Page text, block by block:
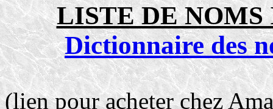
LISTE DE
Dictionnaire des
(lien pour acheter chez